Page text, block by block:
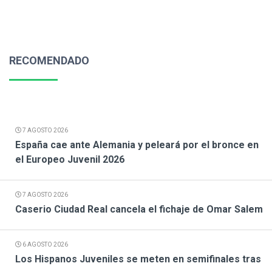
RECOMENDADO
7 AGOSTO 2026
España cae ante Alemania y peleará por el bronce en
el Europeo Juvenil 2026
7 AGOSTO 2026
Caserio Ciudad Real cancela el fichaje de Omar Salem
6 AGOSTO 2026
Los Hispanos Juveniles se meten en semifinales tras